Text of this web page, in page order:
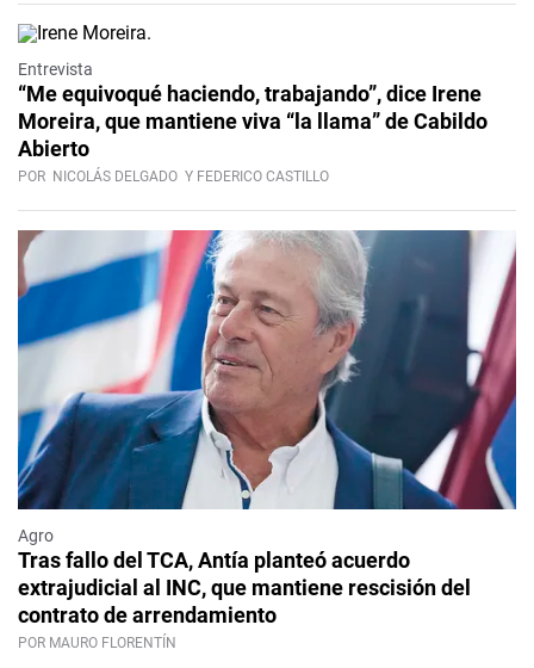
Video
Entrevista
“Me equivoqué haciendo, trabajando”, dice Irene
Moreira, que mantiene viva “la llama” de Cabildo
Abierto
POR NICOLÁS DELGADO Y FEDERICO CASTILLO
Agro
Tras fallo del TCA, Antía planteó acuerdo
extrajudicial al INC, que mantiene rescisión del
contrato de arrendamiento
POR MAURO FLORENTÍN